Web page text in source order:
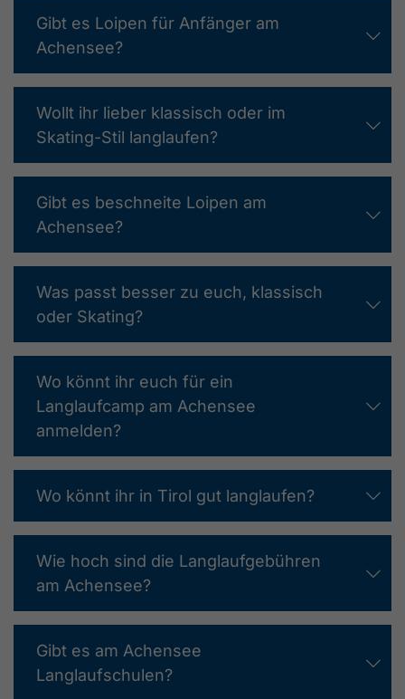
Gibt es Loipen für Anfänger am
Achensee?
Wollt ihr lieber klassisch oder im
Skating-Stil langlaufen?
Gibt es beschneite Loipen am
Achensee?
Was passt besser zu euch, klassisch
oder Skating?
Wo könnt ihr euch für ein
Langlaufcamp am Achensee
anmelden?
Wo könnt ihr in Tirol gut langlaufen?
Wie hoch sind die Langlaufgebühren
am Achensee?
Gibt es am Achensee
Langlaufschulen?